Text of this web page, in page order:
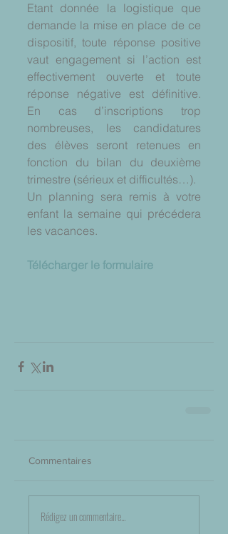
Etant donnée la logistique que
demande la mise en place de ce
dispositif, toute réponse positive
vaut engagement si l’action est
effectivement ouverte et toute
réponse négative est définitive.
En cas d’inscriptions trop
nombreuses, les candidatures
des élèves seront retenues en
fonction du bilan du deuxième
trimestre (sérieux et difficultés…).
Un planning sera remis à votre
enfant la semaine qui précédera
les vacances.
Télécharger le formulaire
Commentaires
Rédigez un commentaire...